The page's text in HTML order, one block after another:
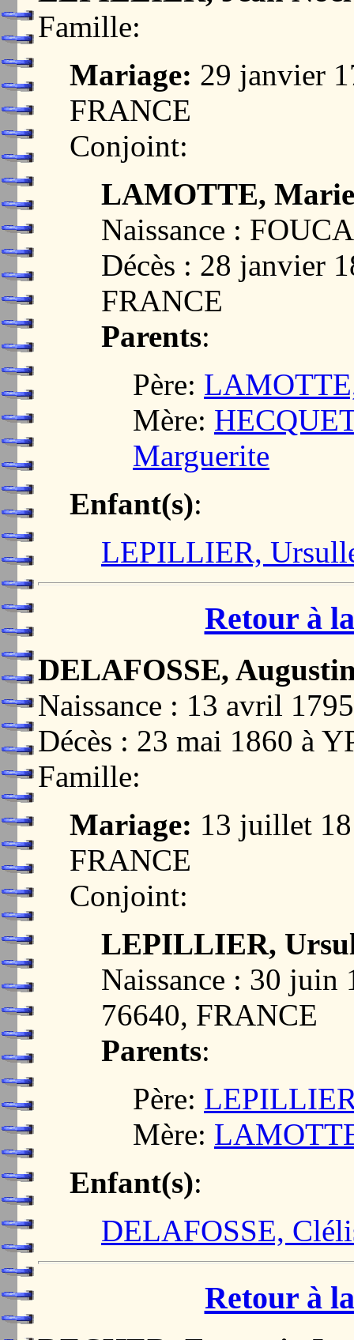
Famille:
Mariage: 29 janvier
FRANCE
Conjoint:
LAMOTTE,
Naissance :
Décès : 28 janvier
FRANCE
Parents:
Père:
Mère:
Marguerite
Enfant(s):
LEPILLIER,
Retour à
DELAFOSSE,
Naissance : 13 avril
Décès : 23 mai 1860 à
Famille:
Mariage: 13 juillet
FRANCE
Conjoint:
LEPILLIER,
Naissance : 30 juin
76640, FRANCE
Parents:
Père:
Mère:
Enfant(s):
DELAFOSSE,
Retour à